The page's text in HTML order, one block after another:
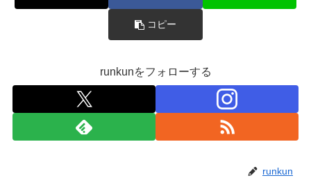
コピー
runkunをフォローする
runkun